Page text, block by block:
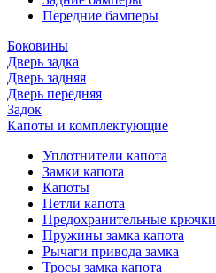
Передние бамперы
Боковины
Дверь задка
Дверь задняя
Дверь передняя
Задок
Капоты и комплектующие
Уплотнители капота
Замки капота
Капоты
Петли капота
Предохранительные крючки
Пружины замка капота
Рычаги привода замка
Тросы замка капота